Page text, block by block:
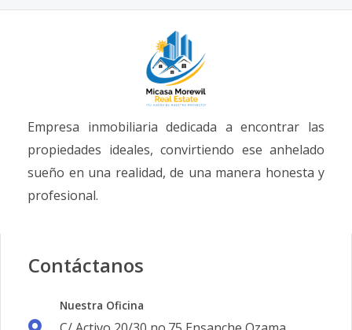
Empresa inmobiliaria dedicada a encontrar las
propiedades ideales, convirtiendo ese anhelado
sueño en una realidad, de una manera honesta y
profesional.
Contáctanos
Nuestra Oficina